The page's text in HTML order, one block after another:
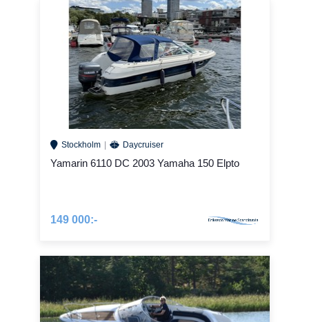
Stockholm Daycruiser
Yamarin 6110 DC 2003 Yamaha 150 Elpto
149 000:-